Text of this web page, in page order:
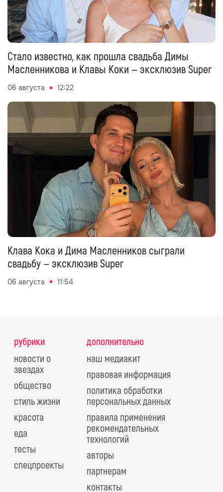
Стало известно, как прошла свадьба Димы
Масленникова и Клавы Коки — эксклюзив Super
06 августа 12:22
Клава Кока и Дима Масленников сыграли
свадьбу — эксклюзив Super
06 августа 11:54
рубрики
новости о
звездах
общество
стиль жизни
красота
еда
тесты
спецпроекты
дополнительно
наш медиакит
правовая информация
политика обработки
персональных данных
правила применения
рекомендательных
технологий
авторы
партнерам
контакты